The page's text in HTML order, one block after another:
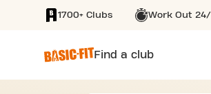
SKIP TO MAIN CONTENT
1700+ Clubs Work Out
Find a club